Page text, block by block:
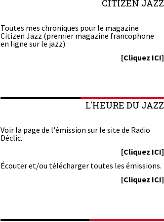
CITIZEN JAZZ
Toutes mes chroniques pour le magazine
Citizen Jazz (premier magazine francophone
en ligne sur le jazz).
[Cliquez ICI]
L'HEURE DU JAZZ
Voir la page de l'émission sur le site de Radio
Déclic.
[Cliquez ICI]
Écouter et/ou télécharger toutes les émissions.
[Cliquez ICI]